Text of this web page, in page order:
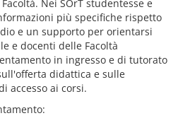
Nei SOrT studentesse e
più specifiche rispetto
e un supporto per orientarsi
e docenti delle Facoltà
in ingresso e di tutorato
didattica e sulle
accesso ai corsi.